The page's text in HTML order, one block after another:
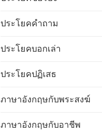
ประโยคคำถาม
ประโยคบอกเล่า
ประโยคปฏิเสธ
ภาษาอังกฤษกับพระสงฆ์
ภาษาอังกฤษกับอาชีพ